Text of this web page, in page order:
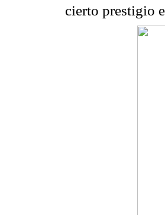
cierto prestigio